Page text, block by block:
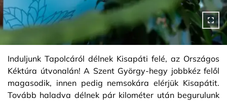
Induljunk Tapolcáról délnek Kisapáti felé, az Országos
Kéktúra útvonalán! A Szent György-hegy jobbkéz felől
magasodik, innen pedig nemsokára elérjük Kisapátit.
Tovább haladva délnek pár kilométer után begurulunk